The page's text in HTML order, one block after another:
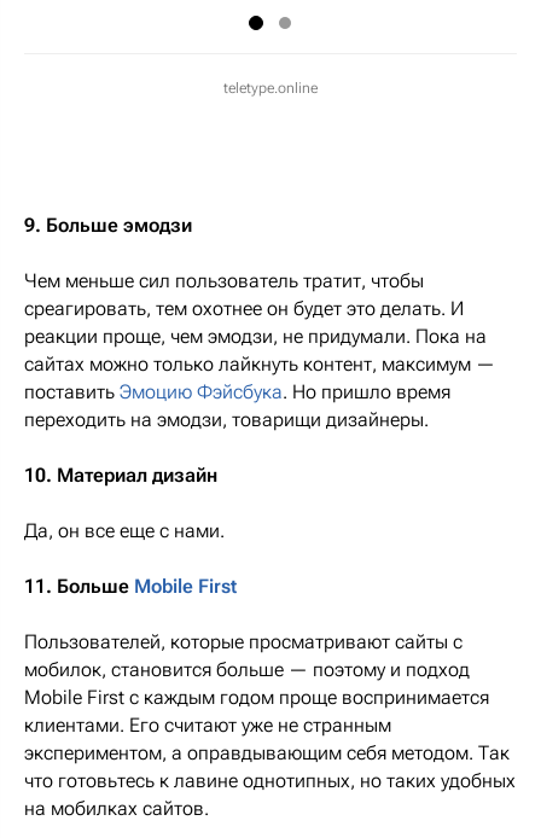
teletype.online
9. Больше эмодзи
Чем меньше сил пользователь тратит, чтобы
среагировать, тем охотнее он будет это делать. И
реакции проще, чем эмодзи, не придумали. Пока на
сайтах можно только лайкнуть контент, максимум —
поставить Эмоцию Фэйсбука. Но пришло время
переходить на эмодзи, товарищи дизайнеры.
10. Материал дизайн
Да, он все еще с нами.
11. Больше Mobile First
Пользователей, которые просматривают сайты с
мобилок, становится больше — поэтому и подход
Mobile First с каждым годом проще воспринимается
клиентами. Его считают уже не странным
экспериментом, а оправдывающим себя методом. Так
что готовьтесь к лавине однотипных, но таких удобных
на мобилках сайтов.